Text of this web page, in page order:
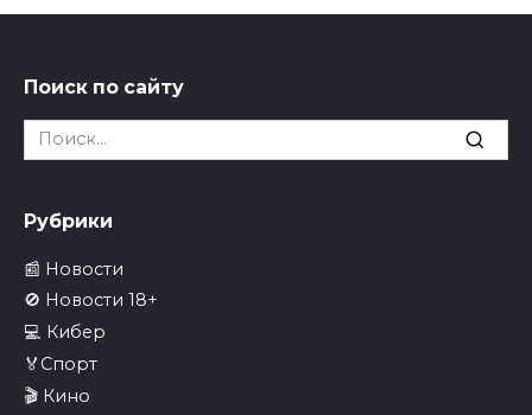
Поиск по сайту
Search
for:
Рубрики
📰 Новости
🚫 Новости 18+
💻 Кибер
🏅Спорт
🎬 Кино